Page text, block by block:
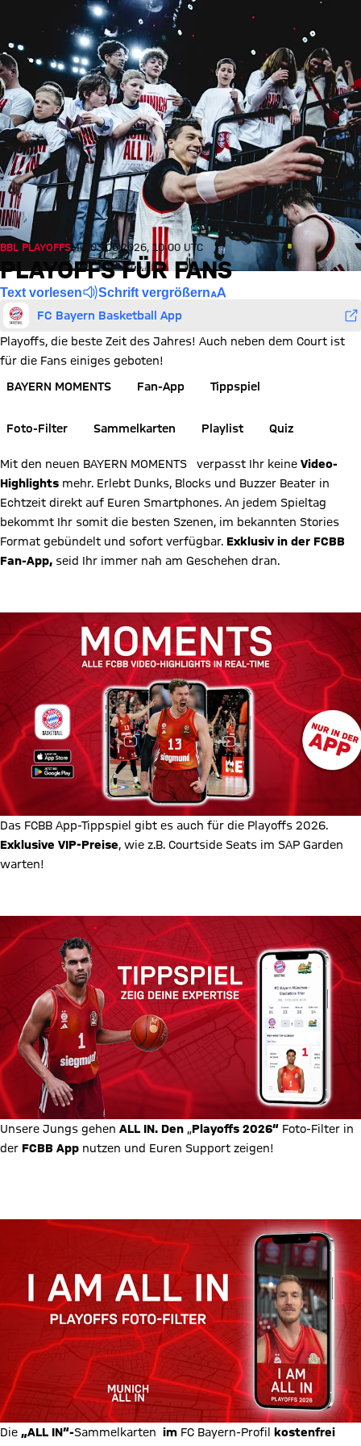
BBL PLAYOFFSMi., 03.06.2026, 10:00 UTC
PLAYOFFS FÜR FANS
Text vorlesen Schrift vergrößern
FC Bayern Basketball App
Playoffs, die beste Zeit des Jahres! Auch neben dem Court ist
für die Fans einiges geboten!
BAYERN MOMENTS
Fan-App Tippspiel
Foto-Filter Sammelkarten Playlist Quiz
Mit den neuen BAYERN MOMENTS verpasst Ihr keine Video-
Highlights mehr. Erlebt Dunks, Blocks und Buzzer Beater in
Echtzeit direkt auf Euren Smartphones. An jedem Spieltag
bekommt Ihr somit die besten Szenen, im bekannten Stories
Format gebündelt und sofort verfügbar. Exklusiv in der FCBB
Fan-App, seid Ihr immer nah am Geschehen dran.
Das FCBB App-Tippspiel gibt es auch für die Playoffs 2026.
Exklusive VIP-Preise, wie z.B. Courtside Seats im SAP Garden
warten!
Unsere Jungs gehen ALL IN. Den „Playoffs 2026“ Foto-Filter in
der FCBB App nutzen und Euren Support zeigen!
Die „ALL IN“-Sammelkarten im FC Bayern-Profil
kostenfrei